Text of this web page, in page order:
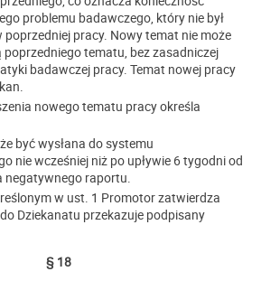
problemu badawczego, który nie był
pracy. Nowy temat nie może
tematu, bez zasadniczej
badawczej pracy. Temat nowej pracy
nowego tematu pracy określa
być wysłana do systemu
nie wcześniej niż po upływie 6 tygodni od
raportu.
w ust. 1 Promotor zatwierdza
Dziekanatu przekazuje podpisany
§ 18